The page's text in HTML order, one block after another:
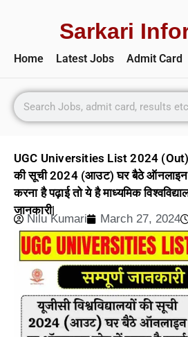
Sarkari
Home Latest Jobs Admit Card
UGC Universities List 2024 (Out) –
की सूची 2024 (आउट) घर बैठे ऑनलाइन
करना है पढ़ाई तो ये है माध्यमिक
जानकारी|
Nilu Kumari March 27, 2024